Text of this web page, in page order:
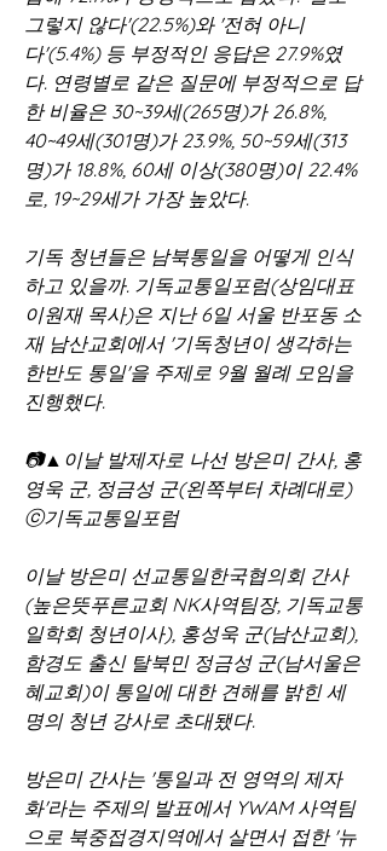
그렇지 않다'(22.5%)와 '전혀 아니
다'(5.4%) 등 부정적인 응답은 27.9%였
다. 연령별로 같은 질문에 부정적으로 답
한 비율은 30~39세(265명)가 26.8%,
40~49세(301명)가 23.9%, 50~59세(313
명)가 18.8%, 60세 이상(380명)이 22.4%
로, 19~29세가 가장 높았다.
기독 청년들은 남북통일을 어떻게 인식
하고 있을까. 기독교통일포럼(상임대표
이원재 목사)은 지난 6일 서울 반포동 소
재 남산교회에서 '기독청년이 생각하는
한반도 통일'을 주제로 9월 월례 모임을
진행했다.
📷▲이날 발제자로 나선 방은미 간사, 홍
영욱 군, 정금성 군(왼쪽부터 차례대로)
ⓒ기독교통일포럼
이날 방은미 선교통일한국협의회 간사
(높은뜻푸른교회 NK사역팀장, 기독교통
일학회 청년이사), 홍성욱 군(남산교회),
함경도 출신 탈북민 정금성 군(남서울은
혜교회)이 통일에 대한 견해를 밝힌 세
명의 청년 강사로 초대됐다.
방은미 간사는 '통일과 전 영역의 제자
화'라는 주제의 발표에서 YWAM 사역팀
으로 북중접경지역에서 살면서 접한 '뉴